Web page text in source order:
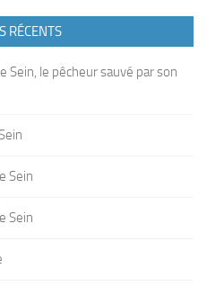
RÉCENTS
Sein, le pêcheur sauvé par son
Sein
Sein